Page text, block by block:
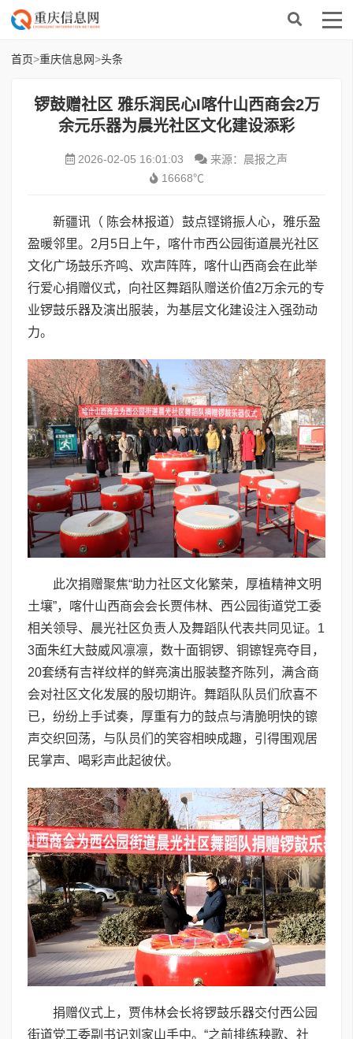
首页>重庆信息网>头条
锣鼓赠社区 雅乐润民心I喀什山西商会2万
余元乐器为晨光社区文化建设添彩
2026-02-05 16:01:03
来源：晨报之声
16668℃
新疆讯（ 陈会林报道）鼓点铿锵振人心，雅乐盈
盈暖邻里。2月5日上午，喀什市西公园街道晨光社区
文化广场鼓乐齐鸣、欢声阵阵，喀什山西商会在此举
行爱心捐赠仪式，向社区舞蹈队赠送价值2万余元的专
业锣鼓乐器及演出服装，为基层文化建设注入强劲动
力。
此次捐赠聚焦“助力社区文化繁荣，厚植精神文明
土壤”，喀什山西商会会长贾伟林、西公园街道党工委
相关领导、晨光社区负责人及舞蹈队代表共同见证。1
3面朱红大鼓威风凛凛，数十面铜锣、铜镲锃亮夺目，
20套绣有吉祥纹样的鲜亮演出服装整齐陈列，满含商
会对社区文化发展的殷切期许。舞蹈队队员们欣喜不
已，纷纷上手试奏，厚重有力的鼓点与清脆明快的镲
声交织回荡，与队员们的笑容相映成趣，引得围观居
民掌声、喝彩声此起彼伏。
捐赠仪式上，贾伟林会长将锣鼓乐器交付西公园
街道党工委副书记刘家山手中。“之前排练秧歌、社